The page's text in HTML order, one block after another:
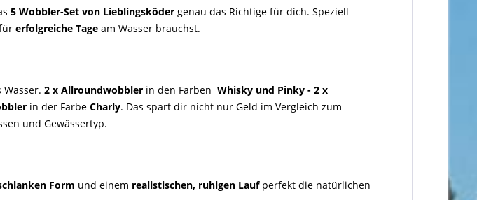
5 Wobbler-Set von Lieblingsköder genau das Richtige für dich. Speziell
erfolgreiche Tage am Wasser brauchst.
2 x Allroundwobbler in den Farben Whisky und Pinky - 2 x
in der Farbe Charly. Das spart dir nicht nur Geld im Vergleich zum
und Gewässertyp.
Form und einem realistischen, ruhigen Laufperfekt die natürlichen